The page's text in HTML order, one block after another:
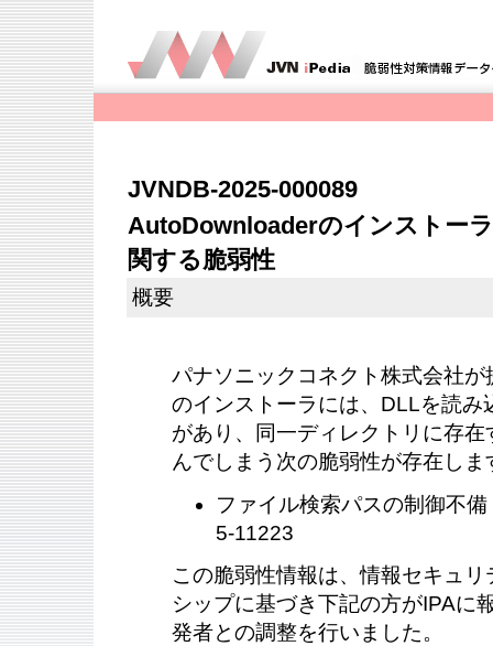
JVNDB-2025-000089
AutoDownloaderのインストー
関する脆弱性
概要
パナソニックコネクト株式会社
のインストーラには、DLLを読み
があり、同一ディレクトリに存
んでしまう次の脆弱性が存在しま
ファイル検索パスの制御不
5-11223
この脆弱性情報は、情報セキュ
シップに基づき下記の方がIPAに
発者との調整を行いました。